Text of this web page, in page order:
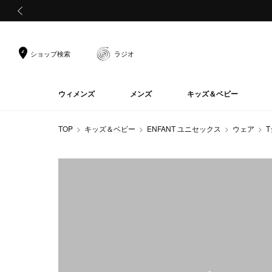
ショップ検索 ラジオ
ウィメンズ メンズ キッズ＆ベビー
TOP キッズ＆ベビー ENFANT ユニセックス ウェア T